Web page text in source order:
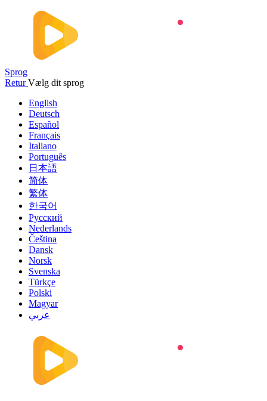
Sprog
Retur Vælg dit sprog
English
Deutsch
Español
Français
Italiano
Português
日本語
简体
繁体
한국어
Русский
Nederlands
Čeština
Dansk
Norsk
Svenska
Türkçe
Polski
Magyar
عربي